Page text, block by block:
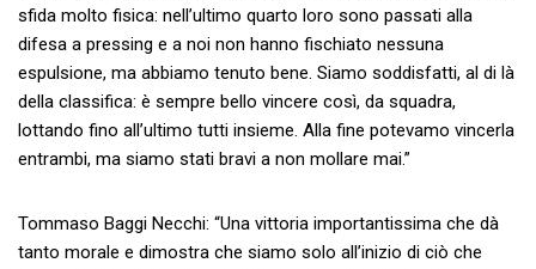
sfida molto fisica: nell’ultimo quarto loro sono passati alla
difesa a pressing e a noi non hanno fischiato nessuna
espulsione, ma abbiamo tenuto bene. Siamo soddisfatti, al di là
della classifica: è sempre bello vincere così, da squadra,
lottando fino all’ultimo tutti insieme. Alla fine potevamo vincerla
entrambi, ma siamo stati bravi a non mollare mai.”
Tommaso Baggi Necchi: “Una vittoria importantissima che dà
tanto morale e dimostra che siamo solo all’inizio di ciò che